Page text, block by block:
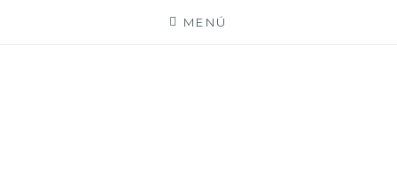
MENÚ